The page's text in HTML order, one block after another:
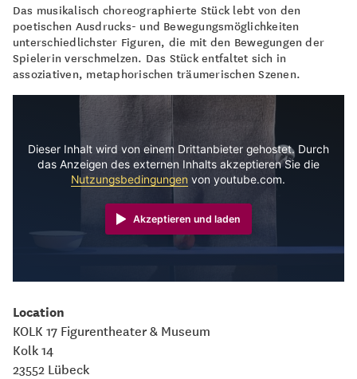
Das musikalisch choreographierte Stück lebt von den
poetischen Ausdrucks- und Bewegungsmöglichkeiten
unterschiedlichster Figuren, die mit den Bewegungen der
Spielerin verschmelzen. Das Stück entfaltet sich in
assoziativen, metaphorischen träumerischen Szenen.
Dieser Inhalt wird von einem Drittanbieter gehostet. Durch
das Anzeigen des externen Inhalts akzeptieren Sie die
Nutzungsbedingungen von youtube.com.
Akzeptieren und laden
Location
KOLK 17 Figurentheater & Museum
Kolk 14
23552 Lübeck